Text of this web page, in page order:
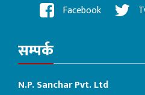
Facebook
सम्पर्क
N.P. Sanchar Pvt. Ltd